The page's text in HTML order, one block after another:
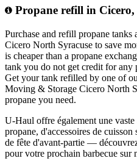
Propane refill in
Purchase and refill propane
Cicero North Syracuse to save
is cheaper than a propane
tank you do not get credit for any
Get your tank refilled by one of
Moving & Storage Cicero North
propane you need.
U-Haul offre également une vaste
propane, d'accessoires de
de fête d'avant-partie —
pour votre prochain barbecue sur